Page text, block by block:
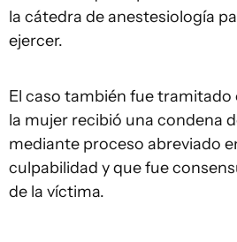
la cátedra de anestesiología
ejercer.
El caso también fue tramitado
la mujer recibió una condena
mediante proceso abreviado
culpabilidad y que fue
de la víctima.